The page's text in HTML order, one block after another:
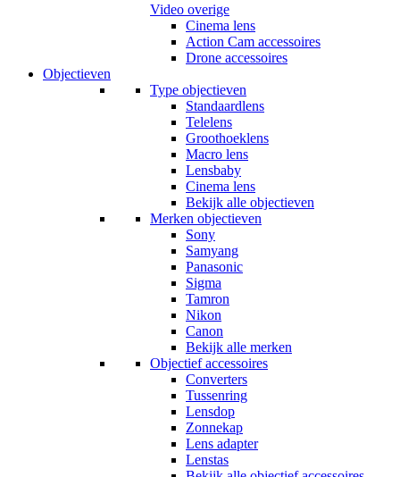
Video overige
Cinema lens
Action Cam accessoires
Drone accessoires
Objectieven
Type objectieven
Standaardlens
Telelens
Groothoeklens
Macro lens
Lensbaby
Cinema lens
Bekijk alle objectieven
Merken objectieven
Sony
Samyang
Panasonic
Sigma
Tamron
Nikon
Canon
Bekijk alle merken
Objectief accessoires
Converters
Tussenring
Lensdop
Zonnekap
Lens adapter
Lenstas